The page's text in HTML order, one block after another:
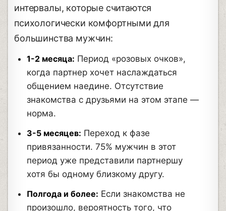
интервалы, которые считаются
психологически комфортными для
большинства мужчин:
1-2 месяца: Период «розовых очков»,
когда партнер хочет наслаждаться
общением наедине. Отсутствие
знакомства с друзьями на этом этапе —
норма.
3-5 месяцев: Переход к фазе
привязанности. 75% мужчин в этот
период уже представили партнершу
хотя бы одному близкому другу.
Полгода и более: Если знакомства не
произошло, вероятность того, что